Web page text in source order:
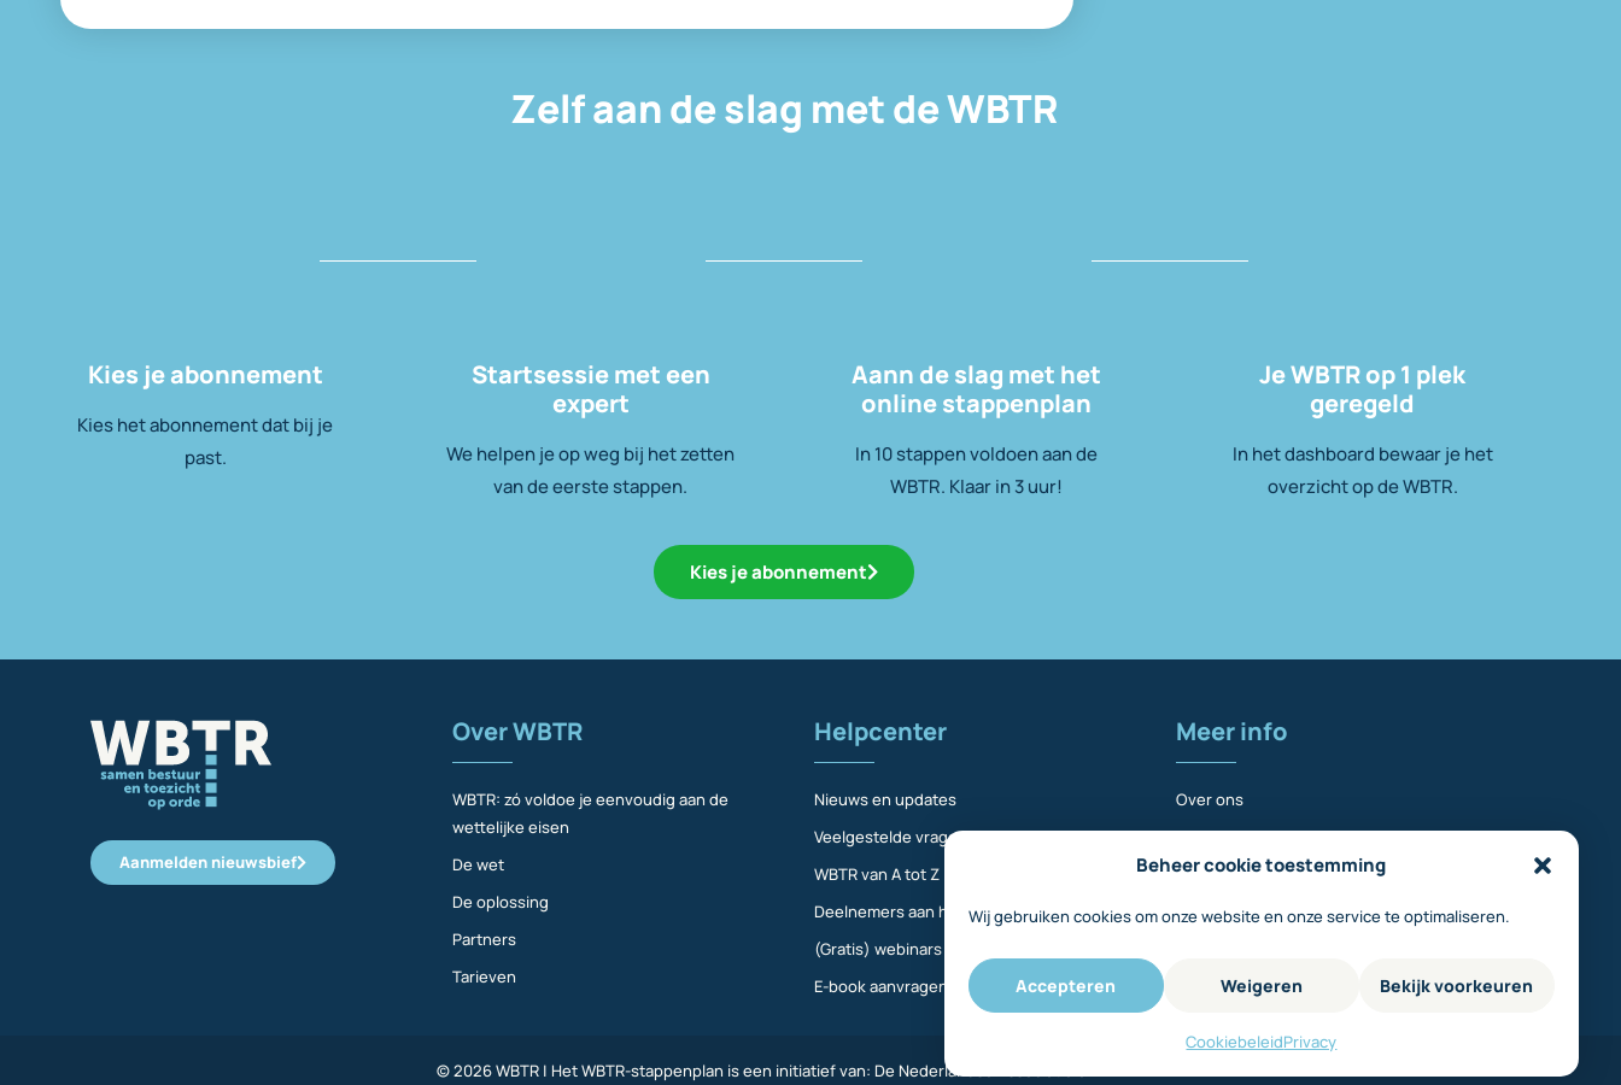
Beheer cookie toestemming
Wij gebruiken cookies om onze website en onze service te optimaliseren.
Accepteren Weigeren Bekijk voorkeuren
CookiebeleidPrivacy
Zelf aan de slag met de WBTR
Kies je abonnement
Kies het abonnement dat bij je
past.
Startsessie met een
expert
We helpen je op weg bij het zetten
van de eerste stappen.
Aann de slag met het
online stappenplan
In 10 stappen voldoen aan de
WBTR. Klaar in 3 uur!
Je WBTR op 1 plek
geregeld
In het dashboard bewaar je het
overzicht op de WBTR.
Kies je abonnement
Aanmelden nieuwsbief
Over WBTR
WBTR: zó voldoe je eenvoudig aan de
wettelijke eisen
De wet
De oplossing
Partners
Tarieven
Helpcenter
Nieuws en updates
Veelgestelde vragen
WBTR van A tot Z
Deelnemers aan het woord
(Gratis) webinars
E-book aanvragen
Meer info
Over ons
Contact
Inloggen
Disclaimer
Cookiebeleid
© 2026 WBTR | Het WBTR-stappenplan is een initiatief van: De Nederlandse Associatie